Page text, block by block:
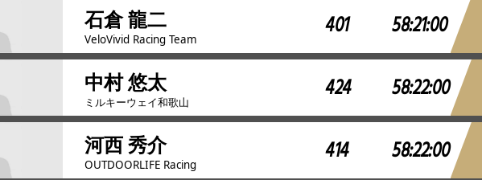
石倉 龍二
VeloVivid Racing Team 401 58:21:00
中村 悠太
ミルキーウェイ和歌山 424 58:22:00
河西 秀介
OUTDOORLIFE Racing 414 58:22:00